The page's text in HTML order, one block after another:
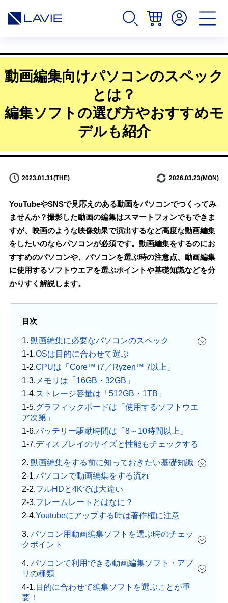
動画編集向けパソコンのスペック
とは？
編集ソフトの選び方やおすすめモ
デルも紹介
2023.01.31(THE) 2026.03.23(MON)
YouTubeやSNSで見応えのある動画をパソコンでつくってみ
ませんか？撮影した動画の編集はスマートフォンでもできま
すが、映画のような映像効果で演出するなど高度な動画編集
をしたいのならパソコンが必須です。動画編集をするのにお
すすめのパソコンや、パソコンを選ぶ時の注意点、動画編集
に使用するソフトウエアを選ぶポイントや基礎知識などを分
かりすく解説します。
目次
1. 動画編集に必要なパソコンのスペック
OSは目的に合わせて選ぶ
CPUは「Core™ i7／Ryzen™ 7以上」
メモリは「16GB・32GB」
ストレージ容量は「512GB・1TB」
グラフィックボードは「使用するソフトウエ
ア次第」
バッテリー駆動時間は「8～10時間以上」
ディスプレイのサイズと性能もチェックする
2. 動画編集をする前に知っておきたい基礎知識
パソコンで動画編集をする流れ
フルHDと4Kでは大違い
フレームレートとはなに？
Youtubeにアップする時は著作権に注意
3. パソコン用動画編集ソフトを選ぶ時のチェッ
クポイント
4. パソコンで利用できる動画編集ソフト・アプ
リの種類
目的に合わせて編集ソフトを選ぶことが重
要！